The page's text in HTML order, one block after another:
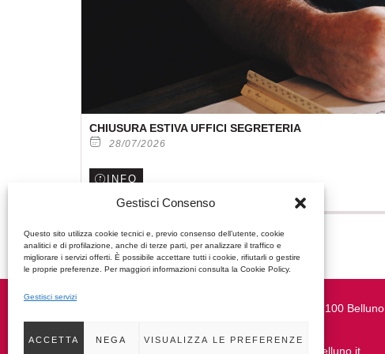
Gestisci Consenso
Questo sito utilizza cookie tecnici e, previo consenso dell’utente, cookie
analitici e di profilazione, anche di terze parti, per analizzare il traffico e
migliorare i servizi offerti. È possibile accettare tutti i cookie, rifiutarli o gestire
le proprie preferenze. Per maggiori informazioni consulta la Cookie Policy.
Gestisci servizi
ACCETTA NEGA VISUALIZZA LE PREFERENZE
CHIUSURA ESTIVA UFFICI SEGRETERIA
28/07/2026
INFO
Piazza Duomo, 37 | 32100 Belluno
segreteria@architettibelluno.it